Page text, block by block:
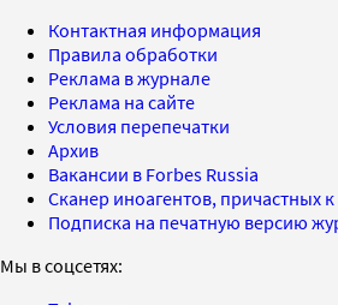
Контактная информация
Правила обработки
Реклама в журнале
Реклама на сайте
Условия перепечатки
Архив
Вакансии в Forbes Russia
Сканер иноагентов, причастных
Подписка на печатную версию
Мы в соцсетях: